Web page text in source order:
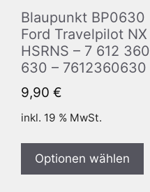
Blaupunkt BP0630
Ford Travelpilot NX
HSRNS – 7 612 360
630 – 7612360630
9,90 €
inkl. 19 % MwSt.
Optionen wählen